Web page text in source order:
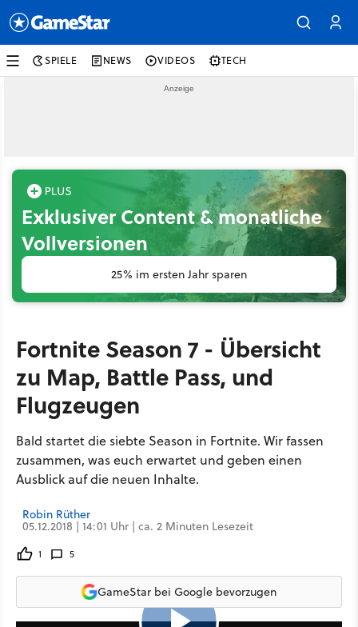
SPIELE NEWS VIDEOS TECH
Exklusiver Content & monatliche
Vollversionen
25% im ersten Jahr sparen
Fortnite Season 7 - Übersicht
zu Map, Battle Pass, und
Flugzeugen
Bald startet die siebte Season in Fortnite. Wir fassen
zusammen, was euch erwartet und geben einen
Ausblick auf die neuen Inhalte.
Robin Rüther
05.12.2018 | 14:01 Uhr | ca. 2 Minuten Lesezeit
1 5
GameStar bei Google bevorzugen
1:16